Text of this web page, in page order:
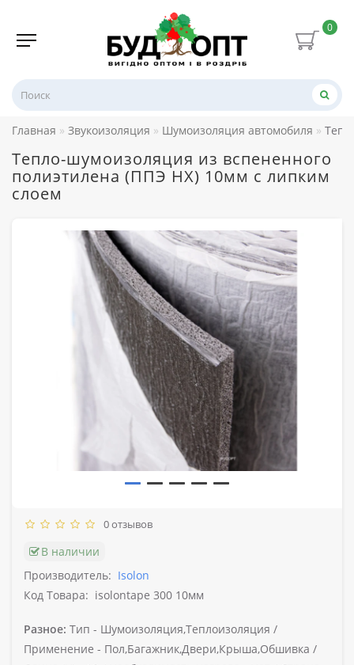
0
Главная Звукоизоляция Шумоизоляция автомобиля
Тепло-шумоизоляция из вспененного
полиэтилена (ППЭ НХ) 10мм с липким
слоем
0 отзывов
В наличии
Производитель: Isolon
Код Товара: isolontape 300 10мм
Разное: Тип - Шумоизоляция,Теплоизоляция /
Применение - Пол,Багажник,Двери,Крыша,Обшивка /